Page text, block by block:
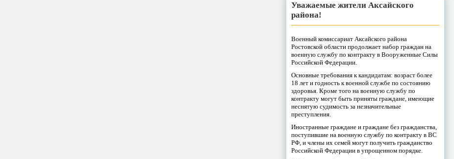
Уважаемые жители Аксайского
района!
Военный комиссариат Аксайского района
Ростовской области продолжает набор граждан на
военную службу по контракту в Вооруженные Силы
Российской Федерации.
Основные требования к кандидатам: возраст более
18 лет и годность к военной службе по состоянию
здоровья. Кроме того на военную службу по
контракту могут быть приняты граждане, имеющие
неснятую судимость за незначительные
преступления.
Иностранные граждане и граждане без гражданства,
поступившие на военную службу по контракту в ВС
РФ, и члены их семей могут получить гражданство
Российской Федерации в упрощенном порядке.